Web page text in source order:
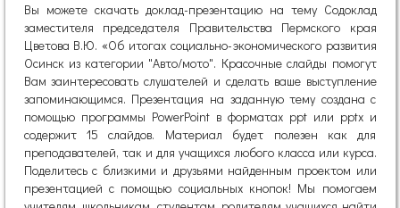
Вы можете скачать доклад-презентацию на тему Содоклад
заместителя председателя Правительства Пермского края
Цветова В.Ю. «Об итогах социально-экономического развития
Осинск из категории "Авто/мото". Красочные слайды помогут
Вам заинтересовать слушателей и сделать ваше выступление
запоминающимся. Презентация на заданную тему создана с
помощью программы PowerPoint в форматах ppt или pptx и
содержит 15 слайдов. Материал будет полезен как для
преподавателей, так и для учащихся любого класса или курса.
Поделитесь с близкими и друзьями найденным проектом или
презентацией с помощью социальных кнопок! Мы помогаем